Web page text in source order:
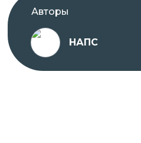
Авторы
НАПС